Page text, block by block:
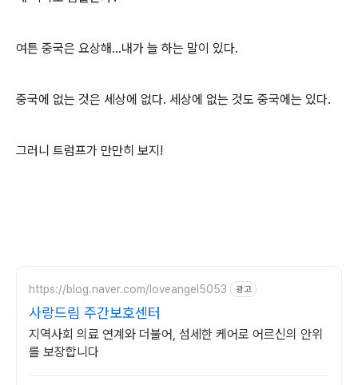
여튼 중국은 요상해...내가 늘 하는 말이 있다.
중국에 없는 것은 세상에 없다. 세상에 없는 것도 중국에는 있다.
그러니 트럼프가 만만히 보지!
https://blog.naver.com/loveangel5053 광고
사랑드림 주간보호센터
지역사회 의료 연계와 더불어, 섬세한 케어로 어르신의 안위
를 보장합니다